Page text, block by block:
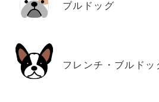
ブルドッグ
フレンチ・ブルドッ